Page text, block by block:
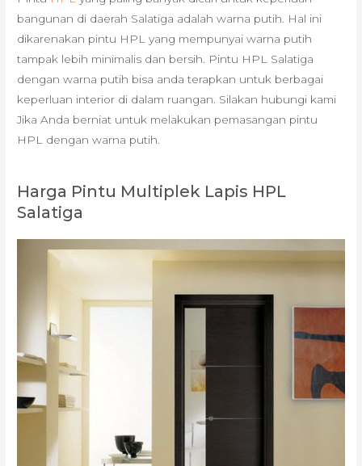
bangunan di daerah Salatiga adalah warna putih. Hal ini
dikarenakan pintu HPL yang mempunyai warna putih
tampak lebih minimalis dan bersih. Pintu HPL Salatiga
dengan warna putih bisa anda terapkan untuk berbagai
keperluan interior di dalam ruangan. Silakan hubungi kami
Jika Anda berniat untuk melakukan pemasangan pintu
HPL dengan warna putih.
Harga Pintu Multiplek Lapis HPL
Salatiga